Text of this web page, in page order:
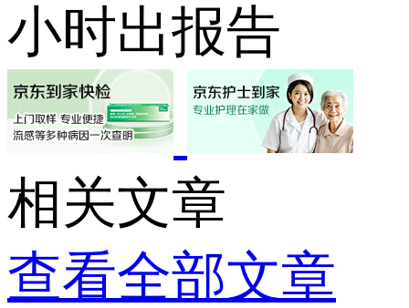
小时出报告
相关文章
查看全部文章